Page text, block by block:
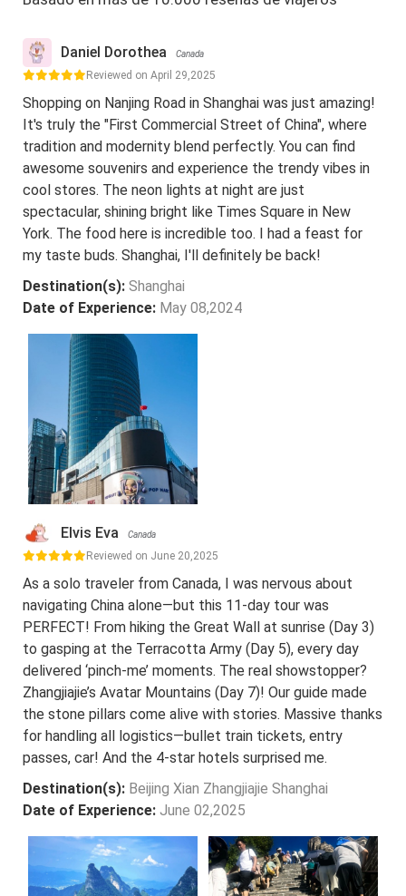
Daniel Dorothea Canada
Reviewed on April 29,2025
Shopping on Nanjing Road in Shanghai was just amazing!
It's truly the "First Commercial Street of China", where
tradition and modernity blend perfectly. You can find
awesome souvenirs and experience the trendy vibes in
cool stores. The neon lights at night are just
spectacular, shining bright like Times Square in New
York. The food here is incredible too. I had a feast for
my taste buds. Shanghai, I'll definitely be back!
Destination(s): Shanghai
Date of Experience: May 08,2024
Elvis Eva Canada
Reviewed on June 20,2025
As a solo traveler from Canada, I was nervous about
navigating China alone—but this 11-day tour was
PERFECT! From hiking the Great Wall at sunrise (Day 3)
to gasping at the Terracotta Army (Day 5), every day
delivered ‘pinch-me’ moments. The real showstopper?
Zhangjiajie’s Avatar Mountains (Day 7)! Our guide made
the stone pillars come alive with stories. Massive thanks
for handling all logistics—bullet train tickets, entry
passes, car! And the 4-star hotels surprised me.
Destination(s): Beijing Xian Zhangjiajie Shanghai
Date of Experience: June 02,2025